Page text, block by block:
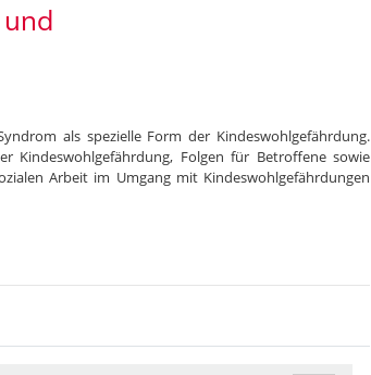
als spezielle Form der Kindeswohlgefährdung.
Folgen für Betroffene sowie
Arbeit im Umgang mit Kindeswohlgefährdungen